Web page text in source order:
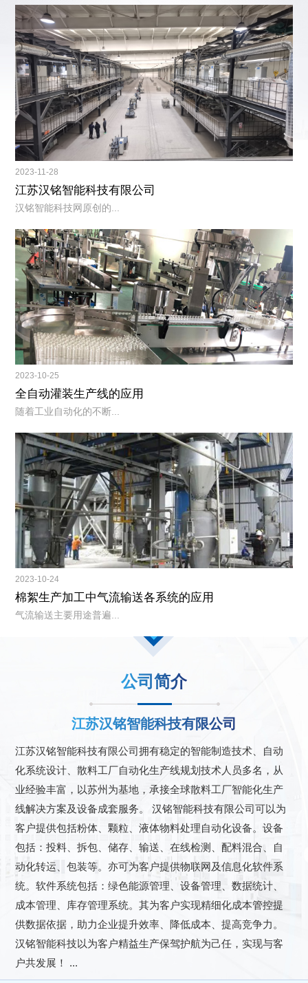
2023-11-28
江苏汉铭智能科技有限公司
汉铭智能科技网原创的...
2023-10-25
全自动灌装生产线的应用
随着工业自动化的不断...
2023-10-24
棉絮生产加工中气流输送各系统的应用
气流输送主要用途普遍...
公司简介
江苏汉铭智能科技有限公司
江苏汉铭智能科技有限公司拥有稳定的智能制造技术、自动
化系统设计、散料工厂自动化生产线规划技术人员多名，从
业经验丰富，以苏州为基地，承接全球散料工厂智能化生产
线解决方案及设备成套服务。 汉铭智能科技有限公司可以为
客户提供包括粉体、颗粒、液体物料处理自动化设备。设备
包括：投料、拆包、储存、输送、在线检测、配料混合、自
动化转运、包装等。亦可为客户提供物联网及信息化软件系
统。软件系统包括：绿色能源管理、设备管理、数据统计、
成本管理、库存管理系统。其为客户实现精细化成本管控提
供数据依据，助力企业提升效率、降低成本、提高竞争力。
汉铭智能科技以为客户精益生产保驾护航为己任，实现与客
户共发展！ ...